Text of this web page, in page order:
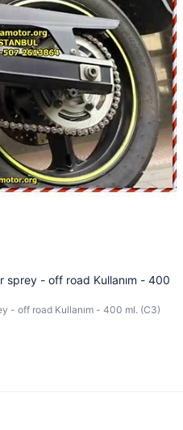
sprey - off road Kullanım - 400
- off road Kullanım - 400 ml. (C3)